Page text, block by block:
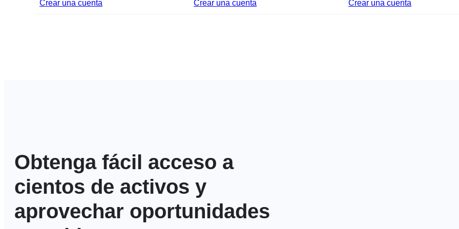
Crear una cuenta Crear una cuenta Crear una cuenta
Obtenga fácil acceso a
cientos de activos y
aprovechar oportunidades